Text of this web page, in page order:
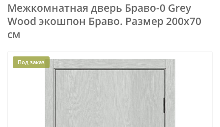
Межкомнатная дверь Браво-0 Grey
Wood экошпон Браво. Размер 200x70
см
Под заказ